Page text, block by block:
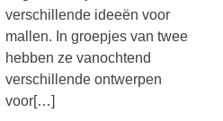
verschillende ideeën voor
mallen. In groepjes van twee
hebben ze vanochtend
verschillende ontwerpen
voor[…]